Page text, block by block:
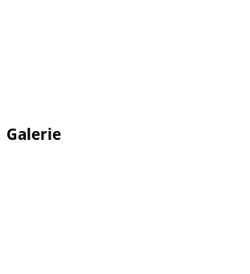
Galerie